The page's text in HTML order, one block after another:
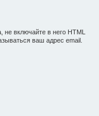
не включайте в него HTML
ваш адрес email.